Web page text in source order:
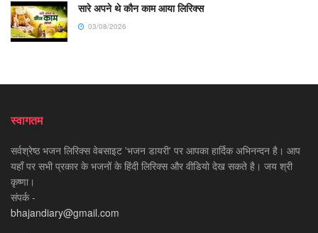
सारे अपने थे कौन काम आया लिरिक्स
03/08/2026
स्वागतम
सर्वश्रेष्ठ भजन लिरिक्स वेबसाइट 'भजन डायरी' पर आपका हार्दिक अभिनन्दन है। आप
यहाँ पर सभी प्रकार के भजनों के हिंदी लिरिक्स और वीडियो देख सकते है। जय श्री
कृष्णा।
संपर्क -
bhajandiary@gmail.com